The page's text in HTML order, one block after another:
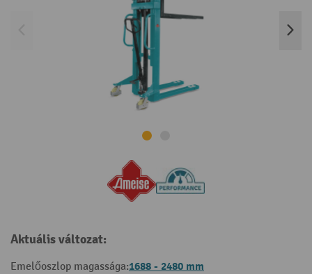
Aktuális változat:
Emelőoszlop magassága:1688 - 2480 mm